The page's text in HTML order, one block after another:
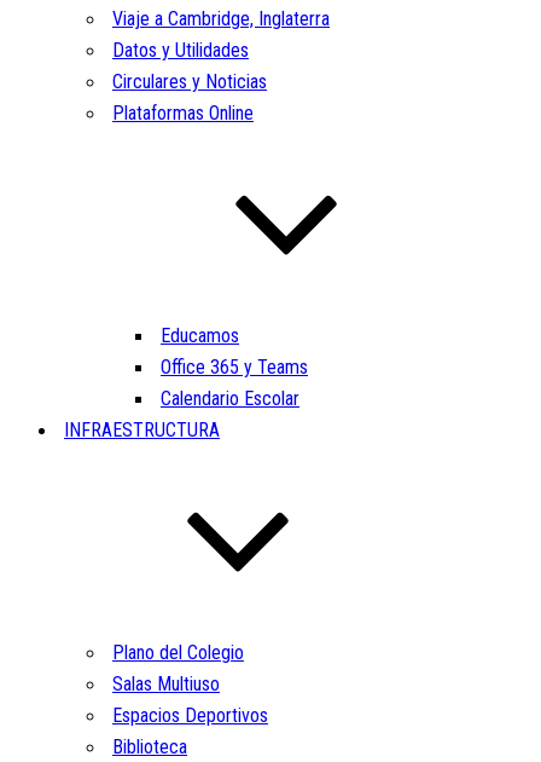
Viaje a Cambridge, Inglaterra
Datos y Utilidades
Circulares y Noticias
Plataformas Online
Educamos
Office 365 y Teams
Calendario Escolar
INFRAESTRUCTURA
Plano del Colegio
Salas Multiuso
Espacios Deportivos
Biblioteca